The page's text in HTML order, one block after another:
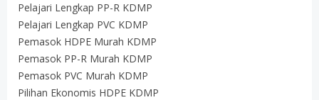
Pelajari Lengkap PP-R KDMP
Pelajari Lengkap PVC KDMP
Pemasok HDPE Murah KDMP
Pemasok PP-R Murah KDMP
Pemasok PVC Murah KDMP
Pilihan Ekonomis HDPE KDMP